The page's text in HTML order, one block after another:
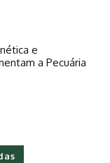
e
a Pecuária